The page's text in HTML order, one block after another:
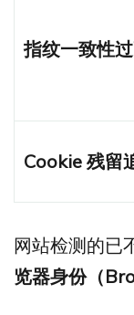
指纹一致性
Cookie 残留
网站检测的已
览器身份（